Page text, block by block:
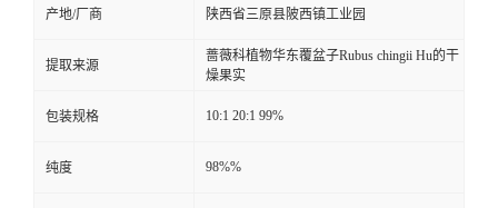
产地/厂商 陕西省三原县陂西镇工业园
提取来源
蔷薇科植物华东覆盆子Rubus chingii Hu的干
燥果实
包装规格 10:1 20:1 99%
纯度 98%%